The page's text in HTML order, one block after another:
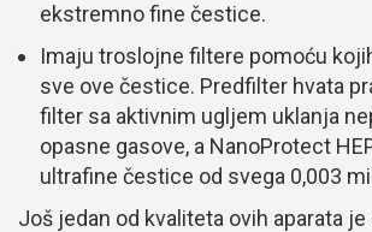
ekstremno fine čestice.
Imaju troslojne filtere pomoću
sve ove čestice. Predfilter hvata
filter sa aktivnim ugljem uklanja
opasne gasove, a NanoProtect
ultrafine čestice od svega 0,003
Još jedan od kvaliteta ovih aparata je